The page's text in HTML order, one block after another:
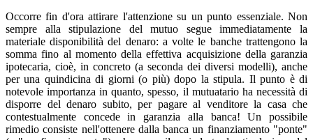
Occorre fin d'ora attirare l'attenzione su un punto essenziale. Non
sempre alla stipulazione del mutuo segue immediatamente la
materiale disponibilità del denaro: a volte le banche trattengono la
somma fino al momento della effettiva acquisizione della garanzia
ipotecaria, cioè, in concreto (a seconda dei diversi modelli), anche
per una quindicina di giorni (o più) dopo la stipula. Il punto è di
notevole importanza in quanto, spesso, il mutuatario ha necessità di
disporre del denaro subito, per pagare al venditore la casa che
contestualmente concede in garanzia alla banca! Un possibile
rimedio consiste nell'ottenere dalla banca un finanziamento "ponte"